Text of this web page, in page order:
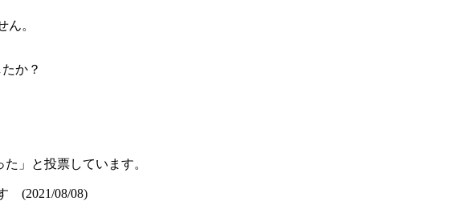
ん。
か？
」と投票しています。
(2021/08/08)